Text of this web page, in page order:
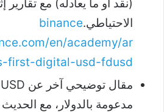
(نقد أو ما يعادله) مع تقارير
الاحتياطي.binance
en/academy/ar
first-digital-usd-fdusd
مدعومة بالدولار، مع